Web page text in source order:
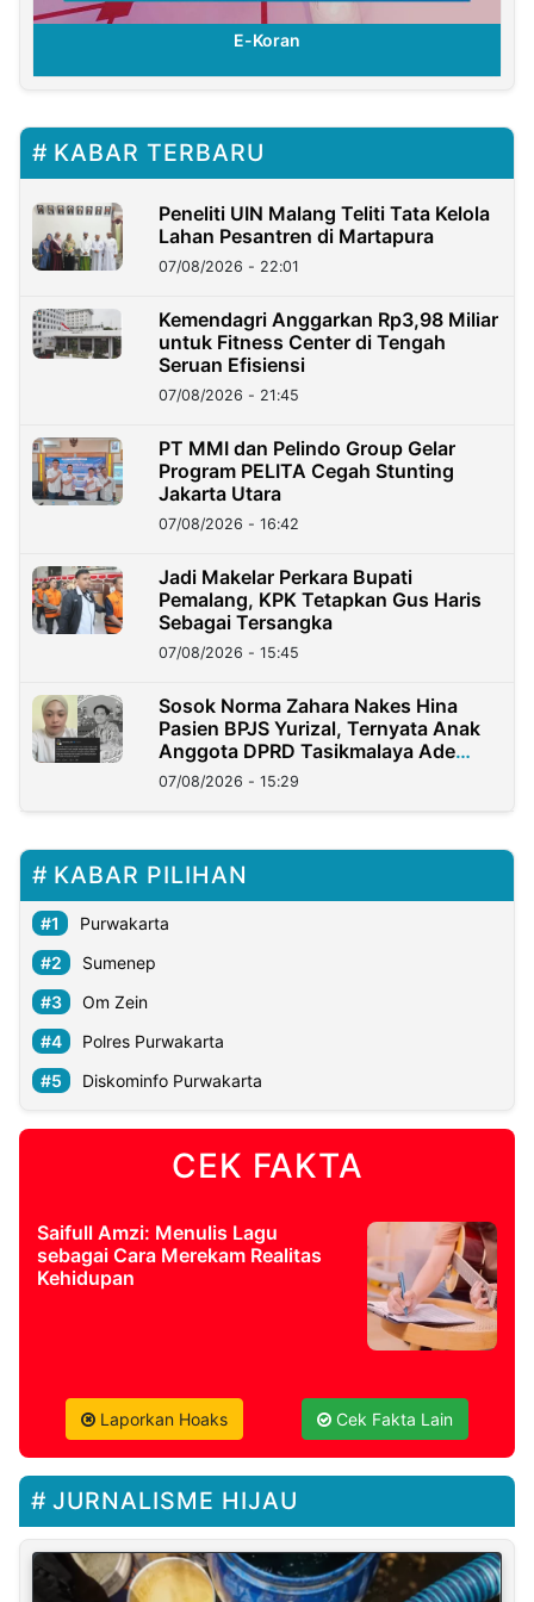
E-Koran
KABAR TERBARU
Peneliti UIN Malang Teliti Tata Kelola
Lahan Pesantren di Martapura
07/08/2026 - 22:01
Kemendagri Anggarkan Rp3,98 Miliar
untuk Fitness Center di Tengah
Seruan Efisiensi
07/08/2026 - 21:45
PT MMI dan Pelindo Group Gelar
Program PELITA Cegah Stunting
Jakarta Utara
07/08/2026 - 16:42
Jadi Makelar Perkara Bupati
Pemalang, KPK Tetapkan Gus Haris
Sebagai Tersangka
07/08/2026 - 15:45
Sosok Norma Zahara Nakes Hina
Pasien BPJS Yurizal, Ternyata Anak
Anggota DPRD Tasikmalaya Ade
Lukman
07/08/2026 - 15:29
KABAR PILIHAN
Purwakarta
Sumenep
Om Zein
Polres Purwakarta
Diskominfo Purwakarta
CEK FAKTA
Saifull Amzi: Menulis Lagu
sebagai Cara Merekam Realitas
Kehidupan
Laporkan Hoaks Cek Fakta Lain
JURNALISME HIJAU